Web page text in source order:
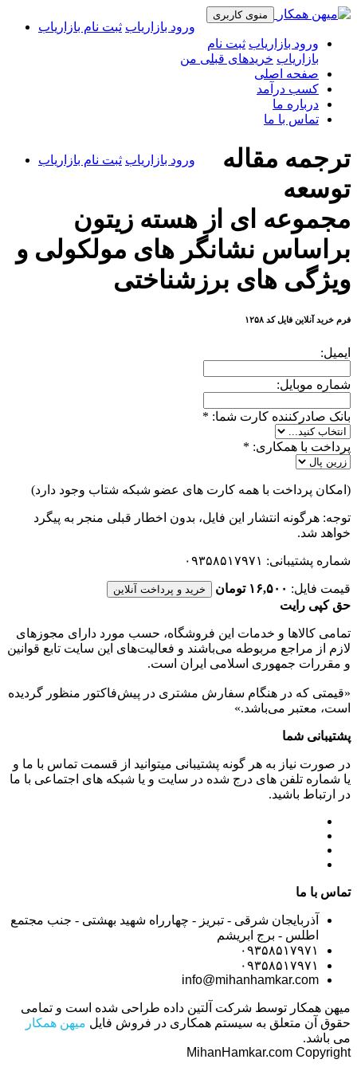
منوی کاربری
ورود بازاریاب ثبت نام بازاریاب
ورود بازاریاب ثبت نام
بازاریاب خریدهای قبلی من
صفحه اصلی
کسب درآمد
درباره ما
تماس با ما
ورود بازاریاب ثبت نام بازاریاب
ترجمه مقاله
توسعه
مجموعه ای از هسته زیتون
براساس نشانگر های مولکولی و
ویژگی های برزشناختی
فرم خرید آنلاین فایل کد ۱۲۵۸
ایمیل:
شماره موبایل:
بانک صادرکننده کارت شما: *
پرداخت با همکاری: *
(امکان پرداخت با همه کارت های عضو شبکه شتاب وجود دارد)
توجه: هرگونه انتشار این فایل، بدون اخطار قبلی منجر به پیگرد
خواهد شد.
شماره پشتیبانی: ۰۹۳۵۸۵۱۷۹۷۱
قیمت فایل: ۱۶,۵۰۰ تومان خرید و پرداخت آنلاین
حق کپی رایت
تمامی كالاها و خدمات اين فروشگاه، حسب مورد دارای مجوزهای
لازم از مراجع مربوطه می‌باشند و فعاليت‌های اين سايت تابع قوانين
و مقررات جمهوری اسلامی ايران است.
«قیمتی که در هنگام سفارش مشتری در پیش‌­فاکتور منظور گرديده
است، معتبر می‌باشد.»
پشتیبانی شما
در صورت نیاز به هر گونه پشتیبانی میتوانید از قسمت تماس با ما و
یا شماره تلفن های درج شده در سایت و یا شبکه های اجتماعی با ما
در ارتباط باشید.
تماس با ما
آذربایجان شرقی - تبریز - چهارراه شهید بهشتی - جنب مجتمع
اطلس - برج ابریشم
۰۹۳۵۸۵۱۷۹۷۱
۰۹۳۵۸۵۱۷۹۷۱
info@mihanhamkar.com
میهن همکار توسط شرکت آلتین داده طراحی شده است و تمامی
حقوق آن متعلق به سیستم همکاری در فروش فایل میهن همکار
می باشد.
MihanHamkar.com Copyright